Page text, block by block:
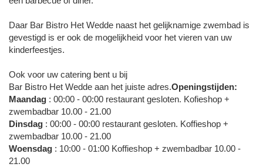
Daar Bar Bistro Het Wedde naast het gelijknamige zwembad is
gevestigd is er ook de mogelijkheid voor het vieren van uw
kinderfeestjes.
Ook voor uw catering bent u bij
Bar Bistro Het Wedde aan het juiste adres.Openingstijden:
Maandag : 00:00 - 00:00 restaurant gesloten. Kofieshop +
zwembadbar 10.00 - 21.00
Dinsdag : 00:00 - 00:00 restaurant gesloten. Koffieshop +
zwembadbar 10.00 - 21.00
Woensdag : 10:00 - 01:00 Koffieshop + zwembadbar 10.00 -
21.00